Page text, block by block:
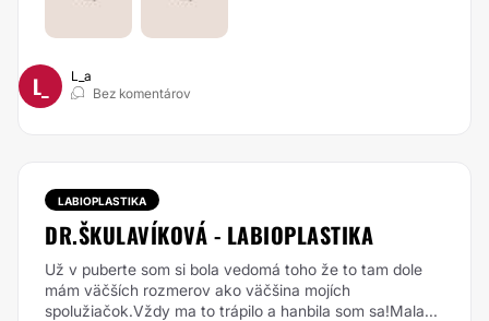
L_
L_a
Bez komentárov
LABIOPLASTIKA
DR.ŠKULAVÍKOVÁ - LABIOPLASTIKA
Už v puberte som si bola vedomá toho že to tam dole
mám väčších rozmerov ako väčšina mojích
spolužiačok.Vždy ma to trápilo a hanbila som sa!Mala...